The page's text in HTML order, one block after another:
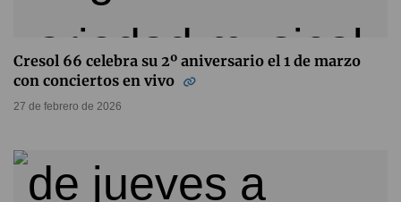
Cresol 66 celebra su 2º aniversario el 1 de marzo
con conciertos en vivo
27 de febrero de 2026